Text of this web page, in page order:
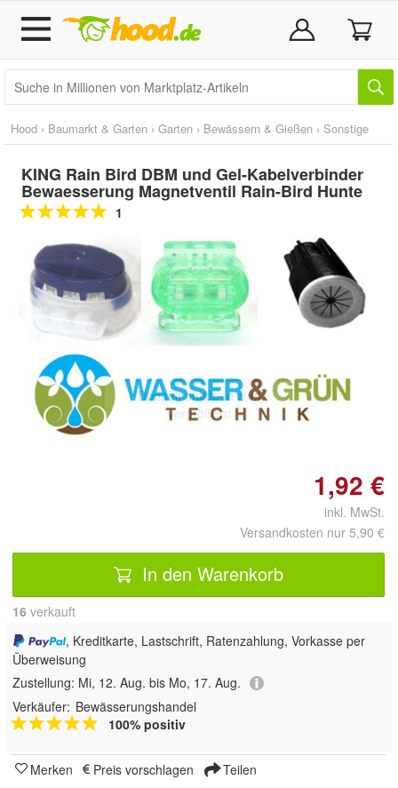
Hood › Baumarkt & Garten › Garten › Bewässern & Gießen › Sonstige
KING Rain Bird DBM und Gel-Kabelverbinder
Bewaesserung Magnetventil Rain-Bird Hunte
1
Doppelt antippen zum
vergrößern
1,92 €
inkl. MwSt.
Versandkosten nur 5,90 €
In den Warenkorb
16 verkauft
, Kreditkarte, Lastschrift, Ratenzahlung, Vorkasse per
Überweisung
Zustellung: Mi, 12. Aug. bis Mo, 17. Aug.
Verkäufer: Bewässerungshandel
100% positiv
Merken Preis vorschlagen Teilen